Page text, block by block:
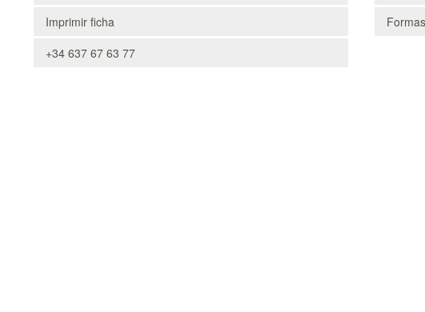
Imprimir ficha
+34 637 67 63 77